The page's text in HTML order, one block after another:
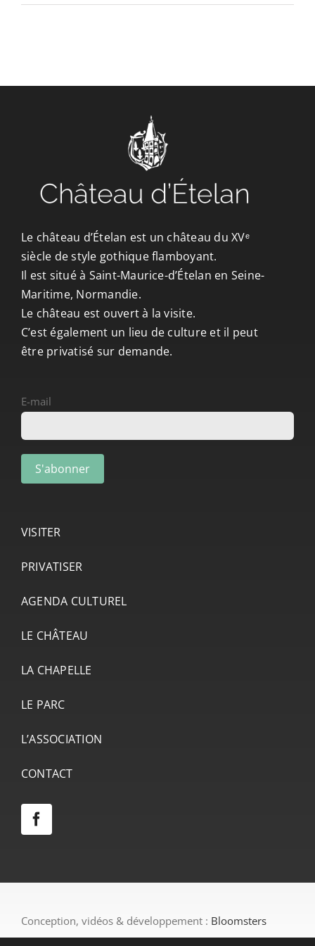
Le château d’Ételan est un château du XVᵉ
siècle de style gothique flamboyant.
Il est situé à Saint-Maurice-d’Ételan en Seine-
Maritime, Normandie.
Le château est ouvert à la visite.
C’est également un lieu de culture et il peut
être privatisé sur demande.
E-mail
VISITER
PRIVATISER
AGENDA CULTUREL
LE CHÂTEAU
LA CHAPELLE
LE PARC
L’ASSOCIATION
CONTACT
Conception, vidéos & développement : Bloomsters